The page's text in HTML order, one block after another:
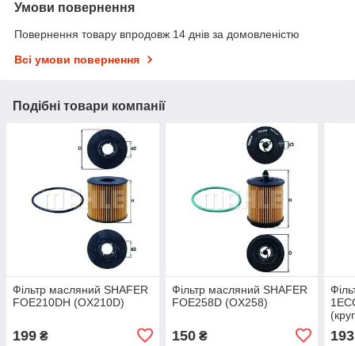
Умови повернення
Повернення товару впродовж 14 днів за домовленістю
Всі умови повернення
Подібні товари компанії
Фільтр масляний SHAFER
FOE210DH (OX210D)
199 ₴
Фільтр масляний SHAFER
FOE258D (OX258)
150₴ 193